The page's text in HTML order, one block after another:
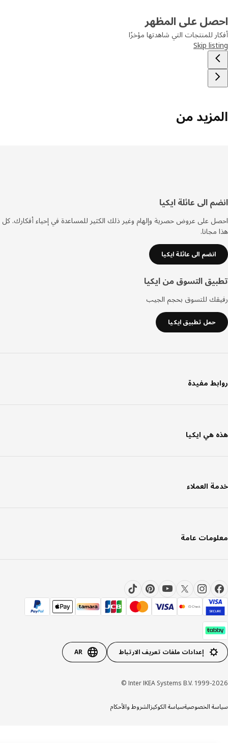
على المظهر
للمنتجات التي شاهدتها مؤخرًا
Skip
من
الى عائلة ايكيا
على عروض حصرية وإلهام وغير ذلك الكثير للمساعدة في إحياء أفكارك. كل
انضم الى عائلة ايكيا
التسوق من ايكيا
للتسوق بحجم الجيب
حمل تطبيق ايكيا
مفيدة
هي ايكيا
العملاء
عامة
إعدادات ملفات تعريف الارتباط AR
Inter IKEA Systems B.V. 1999-
الخصوصيةسياسة الكوكيزالشروط والأحكام